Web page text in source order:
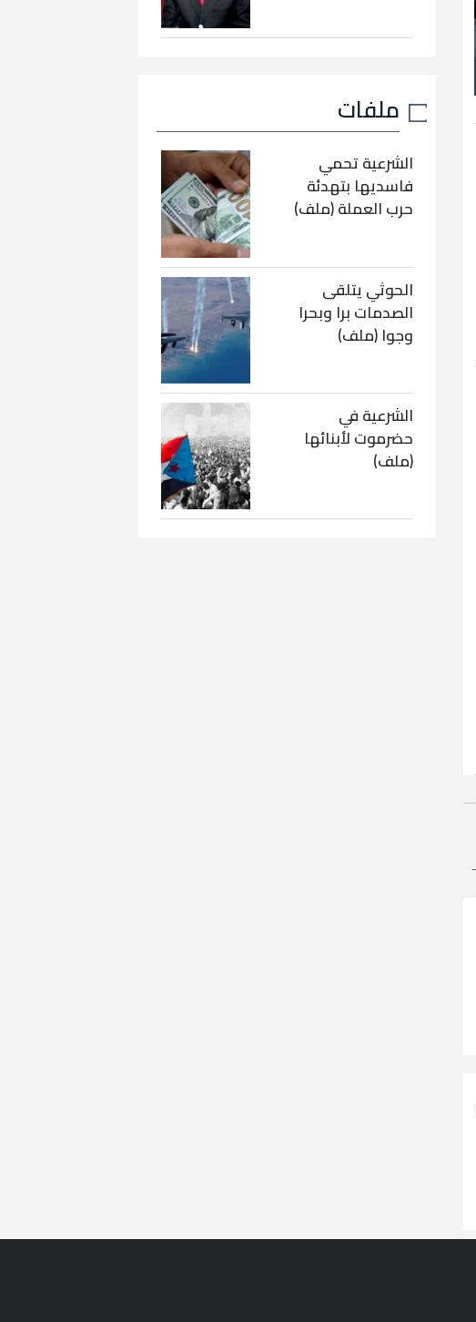
ملفات
الشرعية تحمي
فاسديها بتهدئة
حرب العملة (ملف)
الحوثي يتلقى
الصدمات برا وبحرا
وجوا (ملف)
الشرعية في
حضرموت لأبنائها
(ملف)